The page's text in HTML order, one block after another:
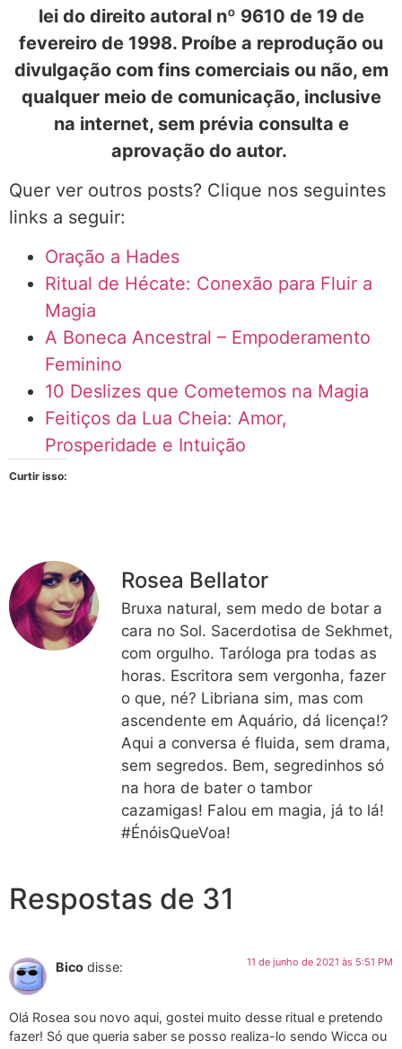
lei do direito autoral nº 9610 de 19 de
fevereiro de 1998. Proíbe a reprodução ou
divulgação com fins comerciais ou não, em
qualquer meio de comunicação, inclusive
na internet, sem prévia consulta e
aprovação do autor.
Quer ver outros posts? Clique nos seguintes
links a seguir:
Oração a Hades
Ritual de Hécate: Conexão para Fluir a
Magia
A Boneca Ancestral – Empoderamento
Feminino
10 Deslizes que Cometemos na Magia
Feitiços da Lua Cheia: Amor,
Prosperidade e Intuição
Curtir isso:
Rosea Bellator
Bruxa natural, sem medo de botar a
cara no Sol. Sacerdotisa de Sekhmet,
com orgulho. Taróloga pra todas as
horas. Escritora sem vergonha, fazer
o que, né? Libriana sim, mas com
ascendente em Aquário, dá licença!?
Aqui a conversa é fluida, sem drama,
sem segredos. Bem, segredinhos só
na hora de bater o tambor
cazamigas! Falou em magia, já to lá!
#ÉnóisQueVoa!
Respostas de 31
Bico disse: 11 de junho de 2021 às 5:51 PM
Olá Rosea sou novo aqui, gostei muito desse ritual e pretendo
fazer! Só que queria saber se posso realiza-lo sendo Wicca ou